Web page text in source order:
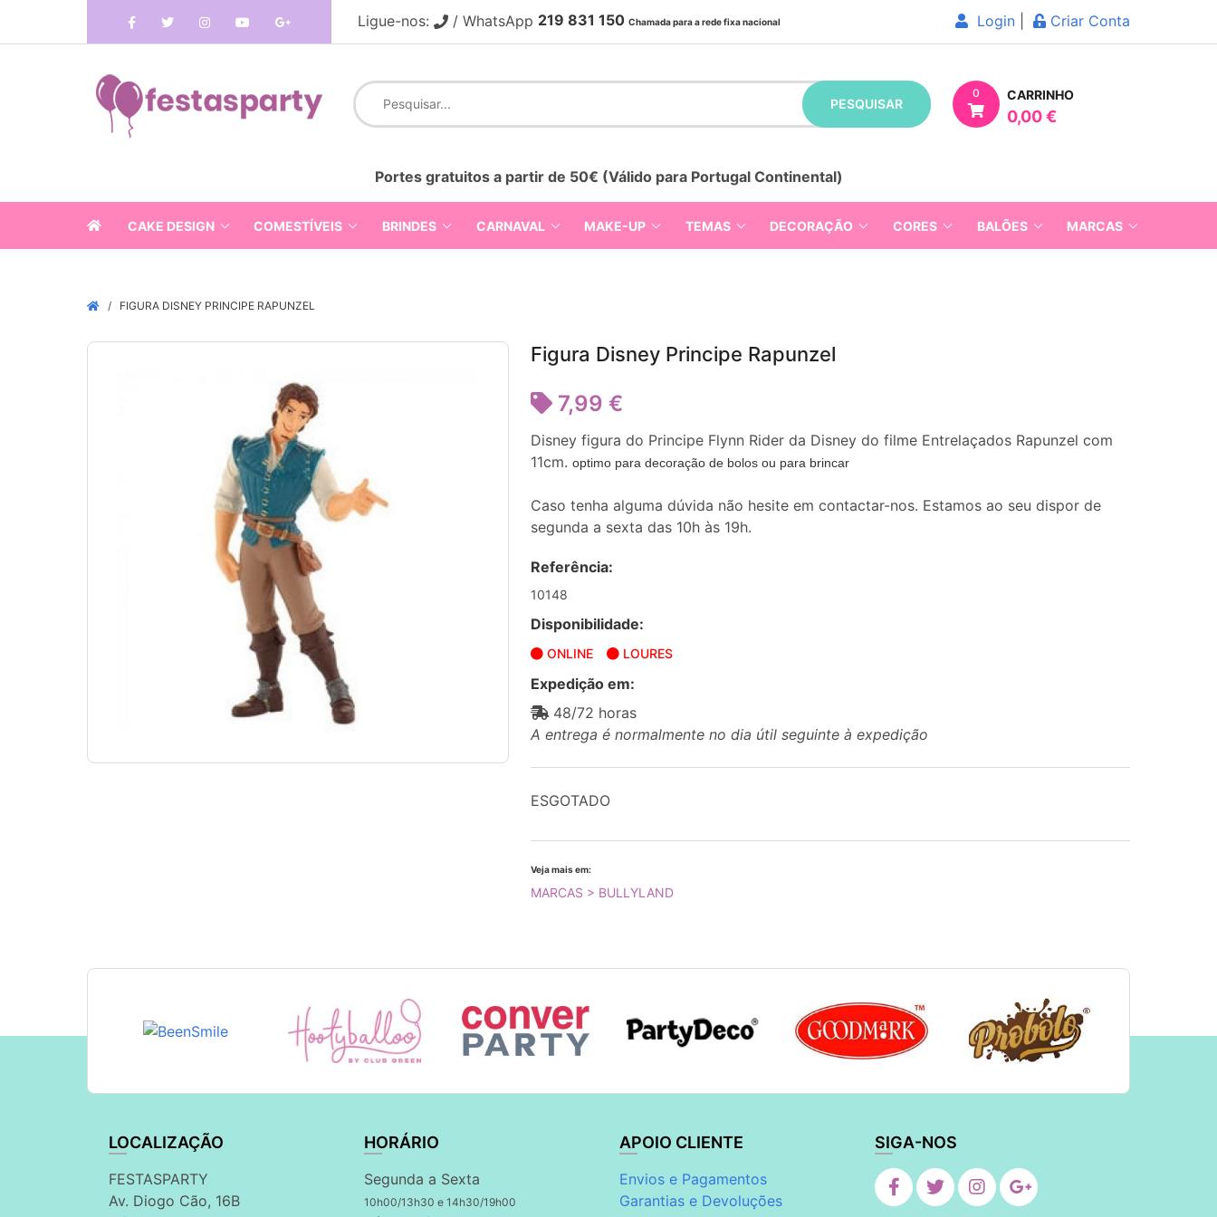
Ligue-nos: / WhatsApp 219 831 150 Chamada para a rede fixa nacional Login Criar Conta
PESQUISAR
0 CARRINHO
0,00 €
Portes gratuitos a partir de 50€ (Válido para Portugal Continental)
CAKE DESIGN COMESTÍVEIS BRINDES CARNAVAL MAKE-UP TEMAS DECORAÇÃO CORES BALÕES MARCAS
FIGURA DISNEY PRINCIPE RAPUNZEL
Figura Disney Principe Rapunzel
7,99 €
Disney figura do Principe Flynn Rider da Disney do filme Entrelaçados Rapunzel com
11cm. optimo para decoração de bolos ou para brincar
Caso tenha alguma dúvida não hesite em contactar-nos. Estamos ao seu dispor de
segunda a sexta das 10h às 19h.
Referência:
10148
Disponibilidade:
ONLINE LOURES
Expedição em:
48/72 horas
A entrega é normalmente no dia útil seguinte à expedição
ESGOTADO
Veja mais em:
MARCAS > BULLYLAND
LOCALIZAÇÃO
FESTASPARTY
Av. Diogo Cão, 16B
HORÁRIO
Segunda a Sexta
10h00/13h30 e 14h30/19h00
APOIO CLIENTE
Envios e Pagamentos
Garantias e Devoluções
SIGA-NOS